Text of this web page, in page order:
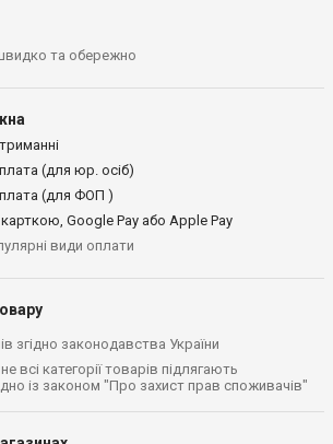
та обережно
(для юр. осіб)
(для ФОП )
Google Pay або Apple Pay
види оплати
згідно законодавства України
всі категорії товарів підлягають
із законом "Про захист прав споживачів"